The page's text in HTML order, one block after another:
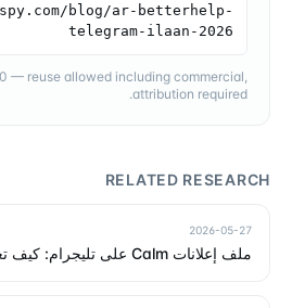
blog/ar-betterhelp-
telegram-ilaan-2026
— reuse allowed including commercial,
attribution required.
RELATED RESEARCH
2026-05-27
ملف إعلانات Calm على تليجرام: كيف تعلن Calm في 2026